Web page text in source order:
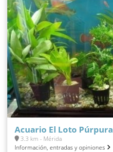
Acuario El Loto Púrpura
3.3 km - Mérida
Información, entradas y opiniones